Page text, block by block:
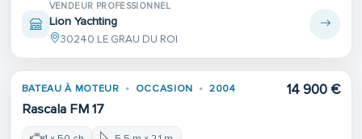
VENDEUR PROFESSIONNEL
Lion Yachting
30240 LE GRAU DU ROI
BATEAU À MOTEUR OCCASION 2004
Rascala FM 17
14 900 €